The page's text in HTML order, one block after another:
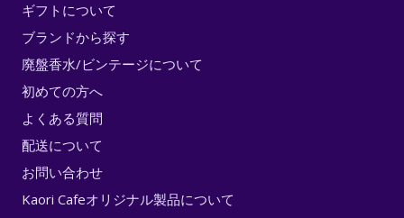
ギフトについて
ブランドから探す
廃盤香水/ビンテージについて
初めての方へ
よくある質問
配送について
お問い合わせ
Kaori Cafeオリジナル製品について